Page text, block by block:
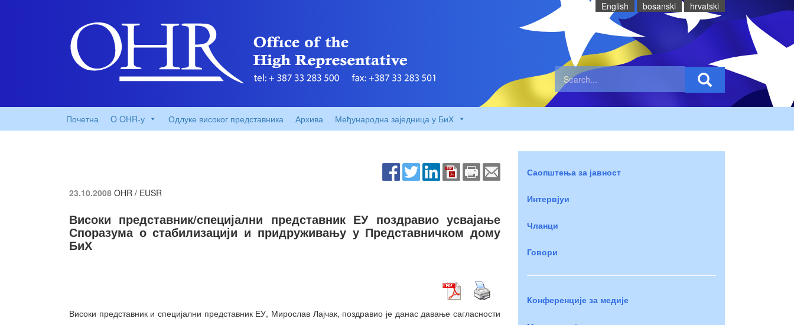
English bosanski hrvatski
Почетна O OHR-у Одлуке високог представника Архива Међународна заједница у БиХ
23.10.2008 OHR / EUSR
Високи представник/специјални представник ЕУ поздравио усвајање
Споразума о стабилизацији и придруживању у Представничком дому
БиХ
Високи представник и специјални представник ЕУ, Мирослав Лајчак, поздравио је данас давање сагласности
Саопштења за јавност
Интервјуи
Чланци
Говори
Конференције за медије